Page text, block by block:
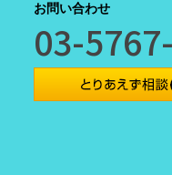
お問い合わせ
03-